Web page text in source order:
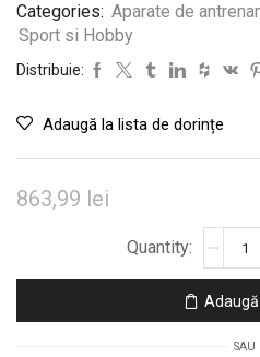
Categories: Aparate de
Sport si Hobby
Distribuie:
Adaugă la lista de dorințe
863,99 lei
pentru
SAU